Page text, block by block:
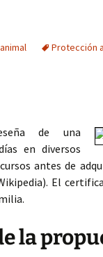
programas de IAA
y prácticos (2014)
1ª Jornadas de IAA
CCSS (2014)
FC Intervenciones
Introducción a las
U. Sevilla (2013-
Protección
de una
en diversos
antes de
El
la